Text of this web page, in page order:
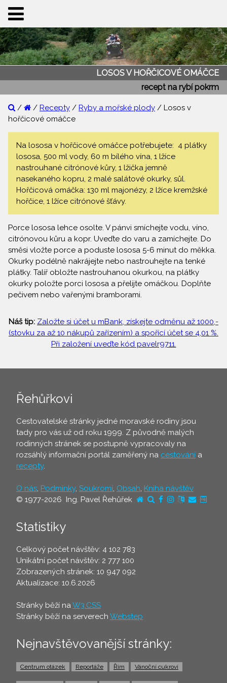
LOSOS V HOŘČICOVÉ OMÁČCE
recept na rybí pokrm
/ / Recepty / Ryby a mořské plody / Losos v
hořčicové omáčce
Na lososa v hořčicové omáčce potřebujete: 4 plátky
lososa, 500 ml vody, 60 m bílého vína, 1 lžíce
nastrouhané citrónové kůry, 1 lžička jemně
nasekaného kopru, 2 malé salátové okurky, sůl.
Hořčicová omáčka: 130 ml majonézy, 2 lžíce kremžské
hořčice, 1 lžíce citrónové šťávy.
Porce lososa lehce osolte. V pánvi smíchejte vodu, víno,
citrónovou kůru a kopr. Uveďte do varu a zamíchejte. Do
směsi vložte porce a poduste lososa 5-6 minut do měkka.
Okurky podélně nakrájejte nebo nastrouhejte na tenké
plátky. Talíř obložte nastrouhanou okurkou, na plátky
okurky položte porci lososa a přelijte omáčkou. Doplňte
pečivem nebo vařenými bramborami.
Náš tip: Založte si účet u mBank, získejte odměnu až 1000,-
(stovku za až 10 nákupů zařízením) a spořící účet se 4,01 %.
Při založení uveďte kód pavelr9711.
Řehůřkovi
Cestovatelské stránky jedné moravské rodiny jsou
tady pro vás už od roku 1999. Z původně malých
rodinných stránek se postupně vypracovaly na
rozsáhlý informační portál zaměřený na cestování a
recepty.
O nás, Podmínky, Soukromí, Obsah, Kniha návštěv
© 1977-2026 Ing. Pavel Řehůřek
Statistiky
Celkový počet návštěv: 4 102 783
Unikátní počet návštěv: 2 777 100
Zobrazených stránek: 10 947 092
Aktualizace: 10.6.2026
Stránky běží naW3.CSS
Stránky běží na serverech Webstep
Nejnavštěvovanější stránky:
Centrum otázek Reportáže Řím Vánoční cukroví